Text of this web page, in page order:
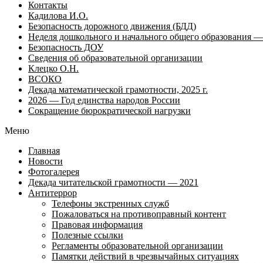
Контакты
Кадилова И.О.
Безопасность дорожного движения (БДД)
Неделя дошкольного и начального общего образования —
Безопасность ДОУ
Сведения об образовательной организации
Клецко О.Н.
ВСОКО
Декада математической грамотности, 2025 г.
2026 — Год единства народов России
Сокращение бюрократической нагрузки
Меню
Главная
Новости
Фотогалерея
Декада читательской грамотности — 2021
Антитеррор
Телефоны экстренных служб
Пожаловаться на противоправный контент
Правовая информация
Полезные ссылки
Регламенты образовательной организации
Памятки действий в чрезвычайных ситуациях